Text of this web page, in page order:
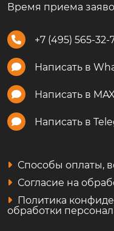
Время приема
+7 (495) 565-32-
Написать в
Написать в MAX
Написать в
Способы оплаты,
Согласие на
Политика
обработки